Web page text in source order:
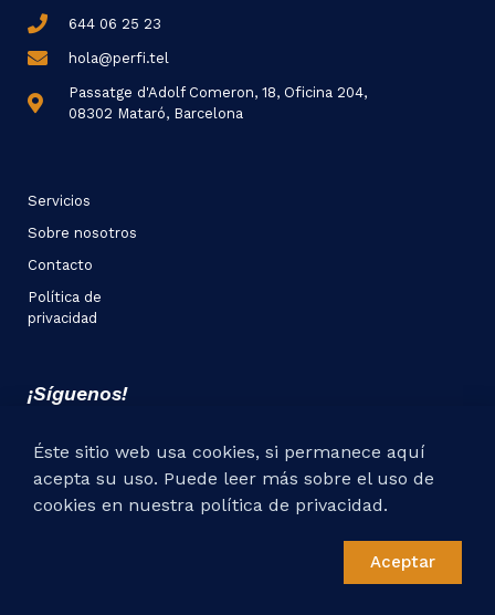
644 06 25 23
hola@perfi.tel
Passatge d'Adolf Comeron, 18, Oficina 204,
08302 Mataró, Barcelona
Servicios
Sobre nosotros
Contacto
Política de
privacidad
¡Síguenos!
Éste sitio web usa cookies, si permanece aquí
acepta su uso. Puede leer más sobre el uso de
cookies en nuestra política de privacidad.
Aceptar